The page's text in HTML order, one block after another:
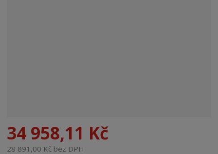
34 958,11 Kč
28 891,00 Kč bez DPH